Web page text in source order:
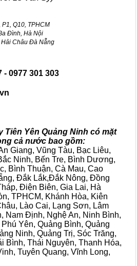
Q10, TPHCM
Đình, Hà Nội
Hải Châu Đà Nẵng
- 0977 301 303
Tiên Yên Quảng Ninh có mặt
cả nước bao gồm:
Giang, Vũng Tàu, Bạc Liêu,
Ninh, Bến Tre, Bình Dương,
Bình Thuận, Cà Mau, Cao
Đắk Lắk,Đắk Nông, Đồng
Điện Biên, Gia Lai, Hà
TPHCM, Khánh Hòa, Kiên
Lào Cai, Lạng Sơn, Lâm
Nam Định, Nghệ An, Ninh Bình,
Yên, Quảng Bình, Quảng
Ninh, Quảng Trị, Sóc Trăng,
Bình, Thái Nguyên, Thanh Hóa,
Tuyên Quang, Vĩnh Long,